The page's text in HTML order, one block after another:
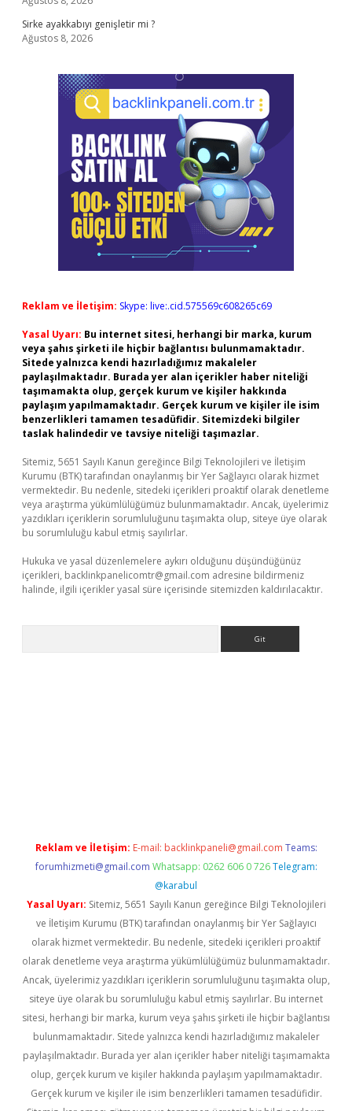
Sirke ayakkabıyı genişletir mi ?
Ağustos 8, 2026
Reklam ve İletişim: Skype: live:.cid.575569c608265c69
Yasal Uyarı: Bu internet sitesi, herhangi bir marka, kurum
veya şahıs şirketi ile hiçbir bağlantısı bulunmamaktadır.
Sitede yalnızca kendi hazırladığımız makaleler
paylaşılmaktadır. Burada yer alan içerikler haber niteliği
taşımamakta olup, gerçek kurum ve kişiler hakkında
paylaşım yapılmamaktadır. Gerçek kurum ve kişiler ile isim
benzerlikleri tamamen tesadüfidir. Sitemizdeki bilgiler
taslak halindedir ve tavsiye niteliği taşımazlar.
Sitemiz, 5651 Sayılı Kanun gereğince Bilgi Teknolojileri ve İletişim
Kurumu (BTK) tarafından onaylanmış bir Yer Sağlayıcı olarak hizmet
vermektedir. Bu nedenle, sitedeki içerikleri proaktif olarak denetleme
veya araştırma yükümlülüğümüz bulunmamaktadır. Ancak, üyelerimiz
yazdıkları içeriklerin sorumluluğunu taşımakta olup, siteye üye olarak
bu sorumluluğu kabul etmiş sayılırlar.
Hukuka ve yasal düzenlemelere aykırı olduğunu düşündüğünüz
içerikleri, backlinkpanelicomtr@gmail.com adresine bildirmeniz
halinde, ilgili içerikler yasal süre içerisinde sitemizden kaldırılacaktır.
Reklam ve İletişim: E-mail: backlinkpaneli@gmail.com Teams:
forumhizmeti@gmail.com Whatsapp: 0262 606 0 726 Telegram:
@karabul
Yasal Uyarı: Sitemiz, 5651 Sayılı Kanun gereğince Bilgi Teknolojileri
ve İletişim Kurumu (BTK) tarafından onaylanmış bir Yer Sağlayıcı
olarak hizmet vermektedir. Bu nedenle, sitedeki içerikleri proaktif
olarak denetleme veya araştırma yükümlülüğümüz bulunmamaktadır.
Ancak, üyelerimiz yazdıkları içeriklerin sorumluluğunu taşımakta olup,
siteye üye olarak bu sorumluluğu kabul etmiş sayılırlar. Bu internet
sitesi, herhangi bir marka, kurum veya şahıs şirketi ile hiçbir bağlantısı
bulunmamaktadır. Sitede yalnızca kendi hazırladığımız makaleler
paylaşılmaktadır. Burada yer alan içerikler haber niteliği taşımamakta
olup, gerçek kurum ve kişiler hakkında paylaşım yapılmamaktadır.
Gerçek kurum ve kişiler ile isim benzerlikleri tamamen tesadüfidir.